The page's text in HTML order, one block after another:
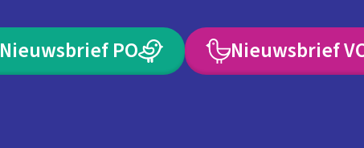
Nieuwsbrief PO Nieuwsbrief